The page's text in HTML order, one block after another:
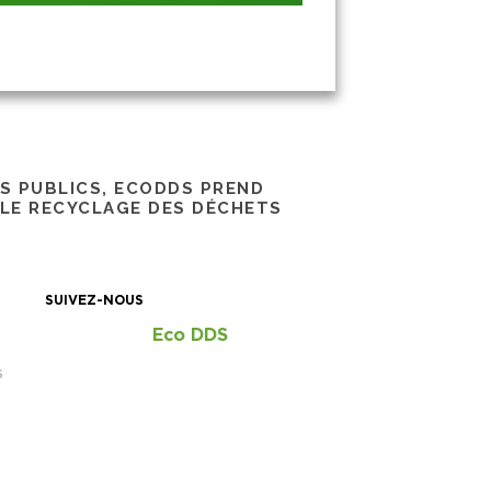
PUBLICS, ECODDS PREND
RECYCLAGE DES DÉCHETS
SUIVEZ-NOUS
Eco DDS